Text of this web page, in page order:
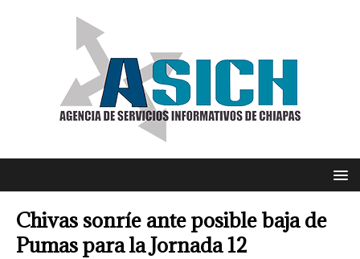
Chivas sonríe ante posible baja de
Pumas para la Jornada 12